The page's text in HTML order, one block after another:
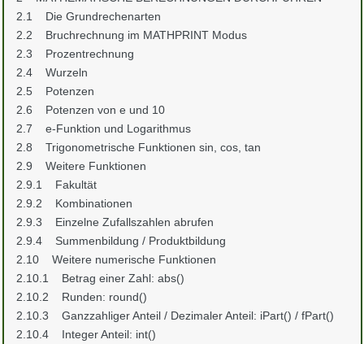
2.1 Die Grundrechenarten
2.2 Bruchrechnung im MATHPRINT Modus
2.3 Prozentrechnung
2.4 Wurzeln
2.5 Potenzen
2.6 Potenzen von e und 10
2.7 e-Funktion und Logarithmus
2.8 Trigonometrische Funktionen sin, cos, tan
2.9 Weitere Funktionen
2.9.1 Fakultät
2.9.2 Kombinationen
2.9.3 Einzelne Zufallszahlen abrufen
2.9.4 Summenbildung / Produktbildung
2.10 Weitere numerische Funktionen
2.10.1 Betrag einer Zahl: abs()
2.10.2 Runden: round()
2.10.3 Ganzzahliger Anteil / Dezimaler Anteil: iPart() / fPart()
2.10.4 Integer Anteil: int()